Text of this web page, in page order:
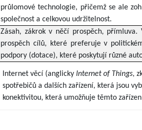
průlomové technologie, přičemž se ale
společnost a celkovou udržitelnost.
Zásah, zákrok v něčí prospěch,
prospěch cílů, které preferuje v
podpory (dotace), které poskytují různé
Internet věcí (anglicky Internet of Things,
spotřebičů a dalších zařízení, která jsou
konektivitou, která umožňuje těmto